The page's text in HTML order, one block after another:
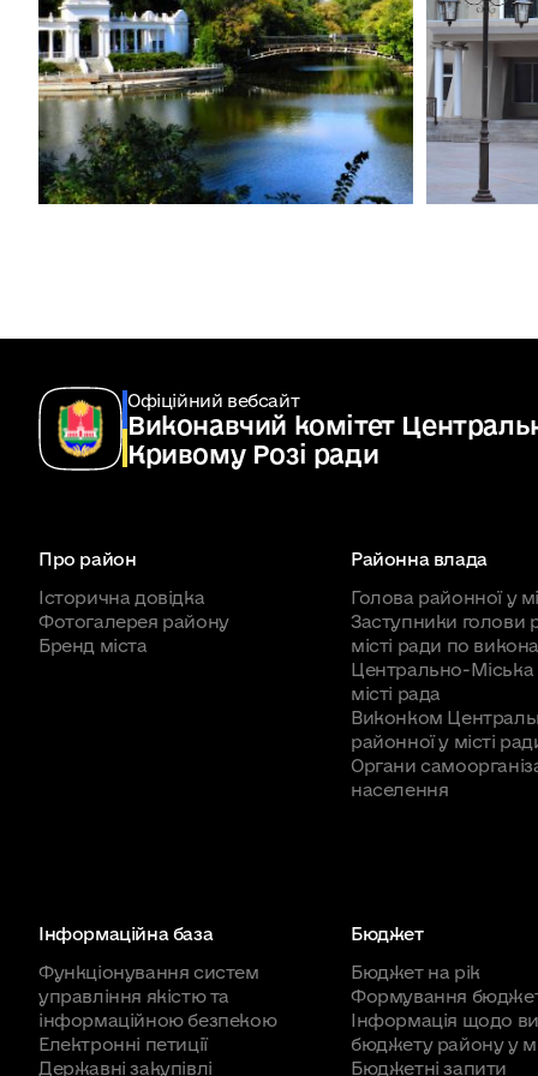
Офіційний вебсайт
Виконавчий комітет
Кривому Розі ради
Про район
Історична довідка
Фотогалерея району
Бренд міста
Районна влада
Голова районної у
Заступники голови
місті ради по
Центрально-
місті рада
Виконком
районної у місті
Органи
населення
Інформаційна база
Функціонування систем
управління якістю та
інформаційною безпекою
Електронні петиції
Державні закупівлі
Бюджет
Бюджет на рік
Формування
Інформація щодо
бюджету району у
Бюджетні запити